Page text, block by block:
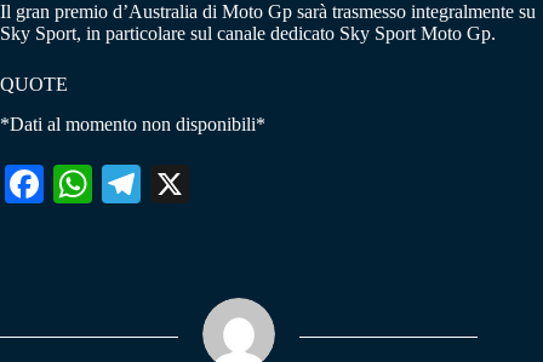
Il gran premio d’Australia di Moto Gp sarà trasmesso integralmente su
Sky Sport, in particolare sul canale dedicato Sky Sport Moto Gp.
QUOTE
*Dati al momento non disponibili*
Fa W
pp
Te
m